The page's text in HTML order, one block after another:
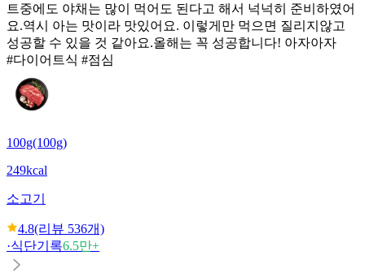
트중에도 야채는 많이 먹어도 된다고 해서 넉넉히 준비하였어
요.역시 아는 맛이라 맛있어요. 이렇게만 먹으면 질리지않고
성공할 수 있을 것 같아요.올해는 꼭 성공합니다! 아자아자
#다이어트식 #점심
100g(100g)
249kcal
소고기
4.8(리뷰 536개)
·식단기록6.5만+